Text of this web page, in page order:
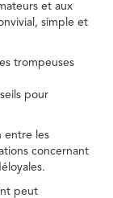
et aux
simple et
trompeuses
pour
entre les
concernant
peut